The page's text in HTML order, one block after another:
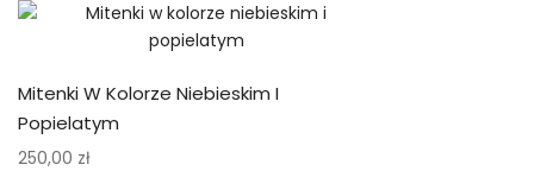
Mitenki W Kolorze Niebieskim I
Popielatym
250,00 zł